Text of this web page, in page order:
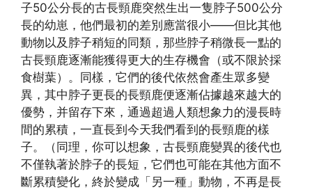
子50公分長的古長頸鹿突然生出一隻脖子500公分
長的幼崽，他們最初的差別應當很小——但比其他
動物以及脖子稍短的同類，那些脖子稍微長一點的
古長頸鹿逐漸能獲得更大的生存機會（或不限於採
食樹葉）。同樣，它們的後代依然會產生眾多變
異，其中脖子更長的長頸鹿便逐漸佔據越來越大的
優勢，并留存下來，通過超過人類想象力的漫長時
間的累積，一直長到今天我們看到的長頸鹿的樣
子。（同理，你可以想象，古長頸鹿變異的後代也
不僅執著於脖子的長短，它們也可能在其他方面不
斷累積變化，終於變成「另一種」動物，不再是長